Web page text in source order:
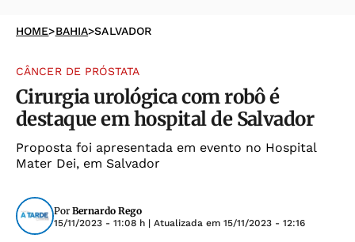
HOME>BAHIA>SALVADOR
CÂNCER DE PRÓSTATA
Cirurgia urológica com robô é
destaque em hospital de Salvador
Proposta foi apresentada em evento no Hospital
Mater Dei, em Salvador
Por Bernardo Rego
15/11/2023 - 11:08 h | Atualizada em 15/11/2023 - 12:16